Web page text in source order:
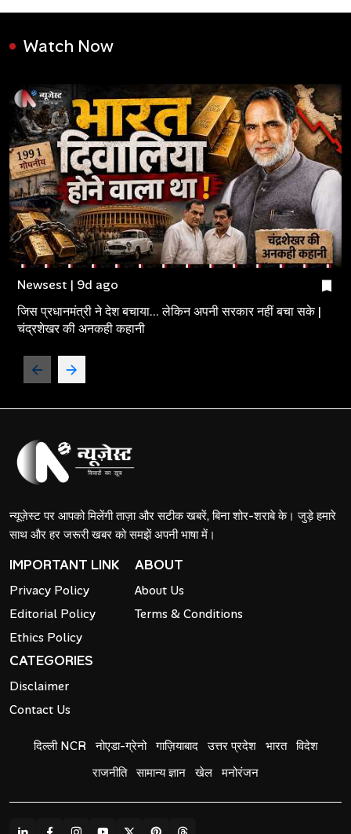
Watch Now
Newsest | 9d ago
जिस प्रधानमंत्री ने देश बचाया... लेकिन अपनी सरकार नहीं बचा सके |
चंद्रशेखर की अनकही कहानी
न्यूज़ेस्ट पर आपको मिलेंगी ताज़ा और सटीक खबरें, बिना शोर-शराबे के। जुड़े हमारे
साथ और हर जरूरी खबर को समझें अपनी भाषा में।
IMPORTANT LINK
Privacy Policy
Editorial Policy
Ethics Policy
ABOUT
About Us
Terms & Conditions
CATEGORIES
Disclaimer
Contact Us
दिल्ली NCR नोएडा-ग्रेनो गाज़ियाबाद उत्तर प्रदेश भारत विदेश
राजनीति सामान्य ज्ञान खेल मनोरंजन